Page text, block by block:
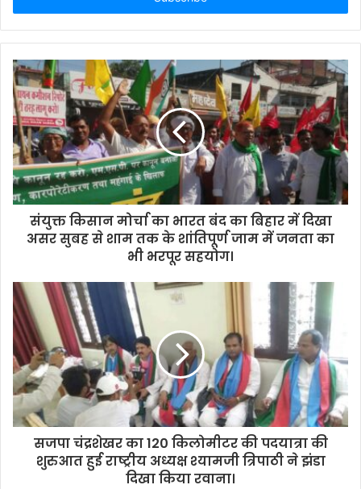
संयुक्त किसान मोर्चा का भारत बंद का बिहार में दिखा
असर सुबह से शाम तक के शांतिपूर्ण जाम में जनता का
भी भरपूर सहयोग।
सजपा चंद्रशेखर का 120 किलोमीटर की पदयात्रा की
शुरुआत हुई राष्ट्रीय अध्यक्ष श्यामजी त्रिपाठी ने झंडा
दिखा किया रवाना।